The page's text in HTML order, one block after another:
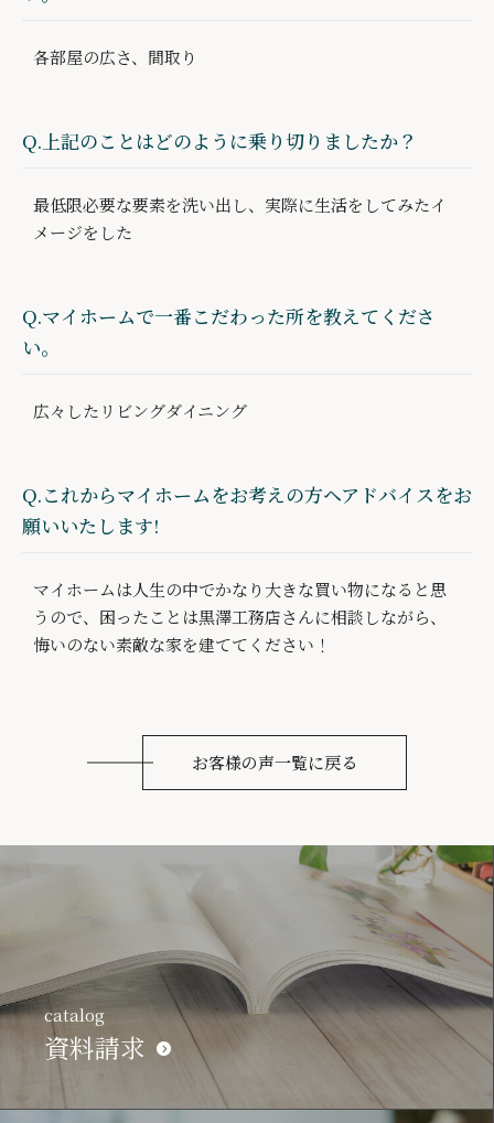
各部屋の広さ、間取り
Q.上記のことはどのように乗り切りましたか？
最低限必要な要素を洗い出し、実際に生活をしてみたイ
メージをした
Q.マイホームで一番こだわった所を教えてくださ
い。
広々したリビングダイニング
Q.これからマイホームをお考えの方ヘアドバイスをお
願いいたします!
マイホームは人生の中でかなり大きな買い物になると思
うので、困ったことは黒澤工務店さんに相談しながら、
悔いのない素敵な家を建ててください！
お客様の声一覧に戻る
catalog
資料請求